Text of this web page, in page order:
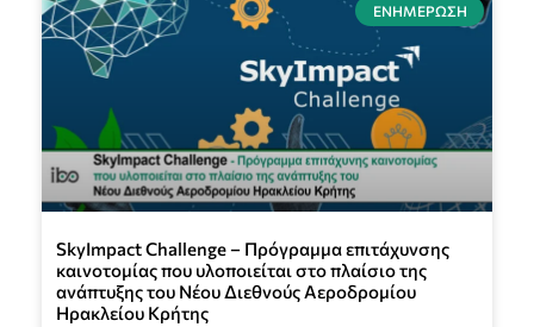
ΕΝΗΜΈΡΩΣΗ
SkyImpact Challenge – Πρόγραμμα επιτάχυνσης
καινοτομίας που υλοποιείται στο πλαίσιο της
ανάπτυξης του Νέου Διεθνούς Αεροδρομίου
Ηρακλείου Κρήτης